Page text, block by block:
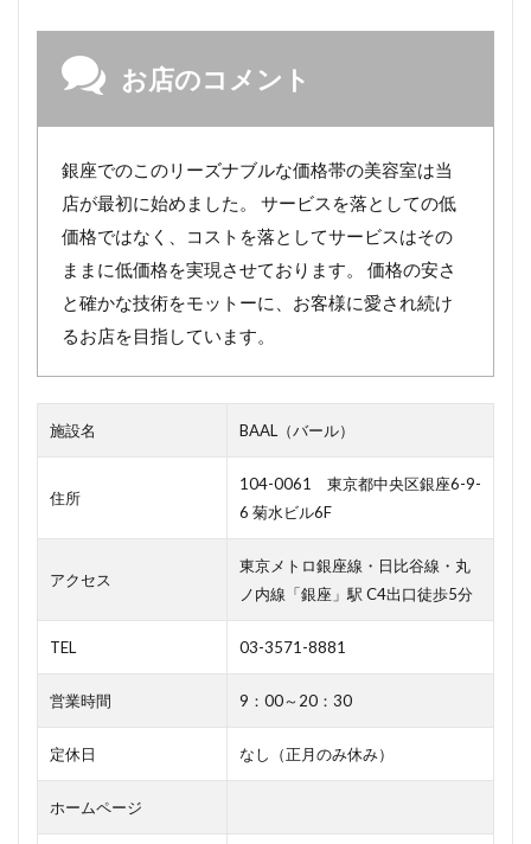
お店のコメント
銀座でのこのリーズナブルな価格帯の美容室は当
店が最初に始めました。 サービスを落としての低
価格ではなく、コストを落としてサービスはその
ままに低価格を実現させております。 価格の安さ
と確かな技術をモットーに、お客様に愛され続け
るお店を目指しています。
施設名 BAAL（バール）
住所
104-0061 東京都中央区銀座6-9-
6 菊水ビル6F
アクセス
東京メトロ銀座線・日比谷線・丸
ノ内線「銀座」駅 C4出口徒歩5分
TEL 03-3571-8881
営業時間 9：00～20：30
定休日 なし（正月のみ休み）
ホームページ